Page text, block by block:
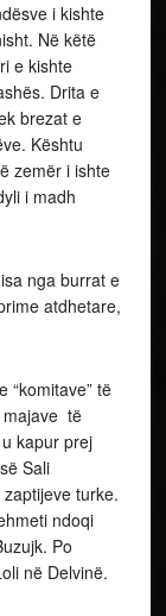
i kishte
Në këtë
e kishte
Drita e
brezat e
Kështu
zemër i ishte
i madh
nga burrat e
atdhetare,
të
majave të
kapur prej
Sali
turke.
ndoqi
Po
në Delvinë.